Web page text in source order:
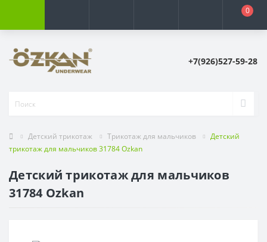
0
+7(926)527-59-28
Детский трикотаж Трикотаж для мальчиков
Детский
трикотаж для мальчиков 31784 Ozkan
Детский трикотаж для мальчиков
31784 Ozkan